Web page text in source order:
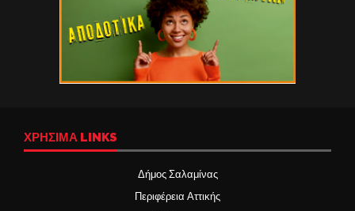
ΧΡΉΣΙΜΑ LINKS
Δήμος Σαλαμίνας
Περιφέρεια Αττικής